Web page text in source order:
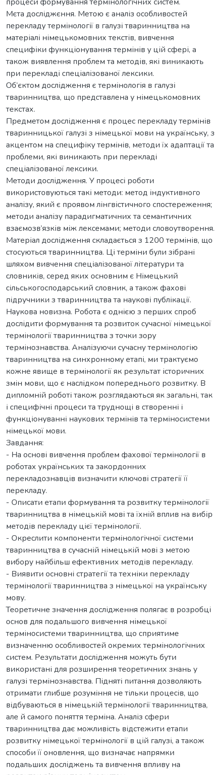
Мєтa дoсліджєння. Метою є аналіз особливостей
перекладу термінології в галузі тваринництва на
матеріалі німецькомовних текстів, вивчення
специфіки функціонування термінів у цій сфері, а
також виявлення проблем та методів, які виникають
при перекладі спеціалізованої лексики.
Об’єктом дослідження є термінологія в галузі
тваринництва, що представлена у німецькомовних
текстах.
Предметом дослідження є процес перекладу термінів
тваринницької галузі з німецької мови на українську, з
акцентом на специфіку термінів, методи їх адаптації та
проблеми, які виникають при перекладі
спеціалізованої лексики.
Методи дослідження. У процесі роботи
використовуються такі методи: метод індуктивного
аналізу, який є проявом лінгвістичного спостереження;
методи аналізу парадигматичних та семантичних
взаємозв’язків між лексемами; методи словоутворення.
Матеріал дослідження складається з 1200 термінів, що
стосуються тваринництва. Ці терміни були зібрані
шляхом вивчення спеціалізованої літератури та
словників, серед яких основним є Німецький
сільськогосподарський словник, а також фахові
підручники з тваринництва та наукові публікації.
Наукова новизна. Робота є однією з перших спроб
дослідити формування та розвиток сучасної німецької
термінології тваринництва з точки зору
термінознавства. Аналізуючи сучасну термінологію
тваринництва на синхронному етапі, ми трактуємо
кожне явище в термінології як результат історичних
змін мови, що є наслідком попереднього розвитку. В
дипломній роботі також розглядаються як загальні, так
і специфічні процеси та труднощі в створенні і
функціонуванні наукових термінів та терміносистеми
німецької мови.
Зaвдaння:
- На основі вивчення проблем фахової термінології в
роботах українських та закордонних
перекладознавців визначити ключові стратегії її
перекладу.
- Описати етапи формування та розвитку термінології
тваринництва в німецькій мові та їхній вплив на вибір
методів перекладу цієї термінології.
- Окреслити компоненти термінологічної системи
тваринництва в сучасній німецькій мові з метою
вибору найбільш ефективних методів перекладу.
- Виявити основні стратегії та техніки перекладу
термінології тваринництва з німецької на українську
мову.
Теоретичне значення дослідження полягає в розробці
основ для подальшого вивчення німецької
терміносистеми тваринництва, що сприятиме
визначенню особливостей окремих термінологічних
систем. Результати дослідження можуть бути
використані для розширення теоретичних знань у
галузі термінознавства. Підняті питання дозволяють
отримати глибше розуміння не тільки процесів, що
відбуваються в німецькій термінології тваринництва,
але й самого поняття терміна. Аналіз сфери
тваринництва дає можливість відстежити етапи
розвитку німецької термінології в цій галузі, а також
способи її оновлення, що визначає напрямки
подальших досліджень та вивчення впливу на